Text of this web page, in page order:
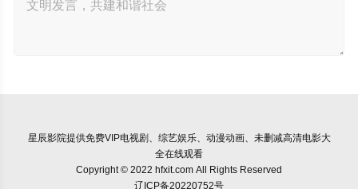
星辰影院提供免费VIP电视剧、综艺娱乐、动漫动画、未删减高清电影大
全在线观看
Copyright © 2022 hfxit.com All Rights Reserved
辽ICP备20220752号